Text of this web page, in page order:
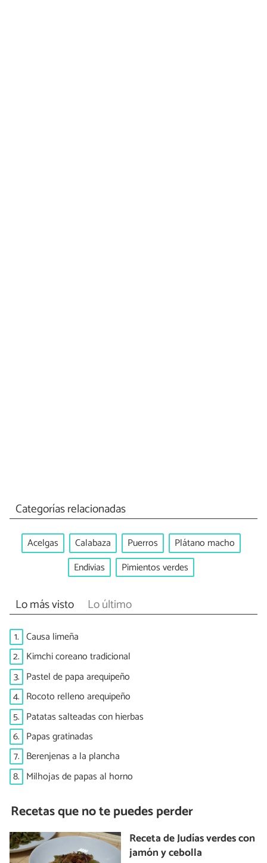
Categorías relacionadas
Acelgas Calabaza Puerros
Plátano macho
Endivias
Pimientos verdes
Lo más visto Lo último
1. Causa limeña
2. Kimchi coreano tradicional
3. Pastel de papa arequipeño
4. Rocoto relleno arequipeño
5. Patatas salteadas con hierbas
6. Papas gratinadas
7. Berenjenas a la plancha
8. Milhojas de papas al horno
Recetas que no te puedes perder
Receta de Judías verdes con
jamón y cebolla